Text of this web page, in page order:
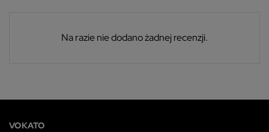
Na razie nie dodano żadnej recenzji.
VOKATO